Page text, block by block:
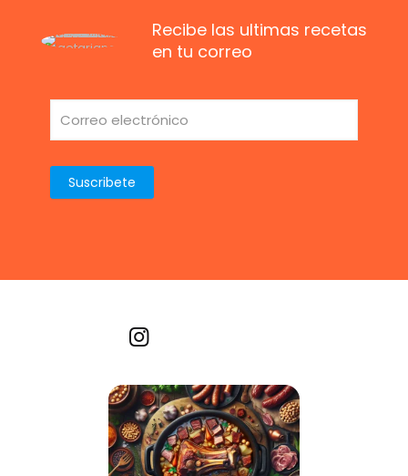
Recibe las ultimas recetas
en tu correo